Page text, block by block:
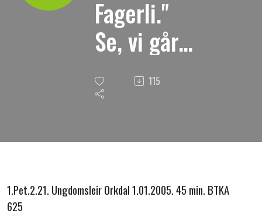
Fagerli."
Se, vi går
opp til
Jerusalem."
115
1.Pet.2.21. Ungdomsleir Orkdal 1.01.2005. 45 min. BTKA
625